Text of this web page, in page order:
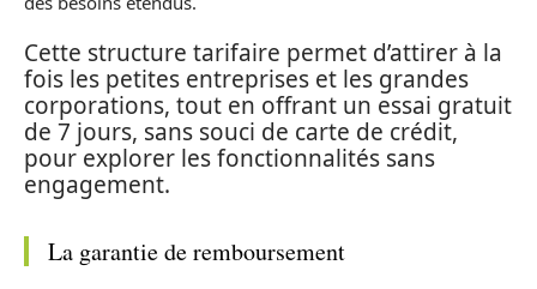
Cette structure tarifaire permet d’attirer à la
fois les petites entreprises et les grandes
corporations, tout en offrant un essai gratuit
de 7 jours, sans souci de carte de crédit,
pour explorer les fonctionnalités sans
engagement.
La garantie de remboursement